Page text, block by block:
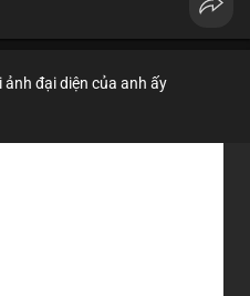
đại diện của anh ấy